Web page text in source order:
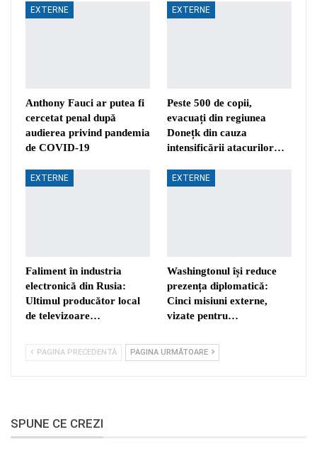
EXTERNE
Anthony Fauci ar putea fi
cercetat penal după
audierea privind pandemia
de COVID-19
EXTERNE
Peste 500 de copii,
evacuați din regiunea
Donețk din cauza
intensificării atacurilor…
EXTERNE
Faliment în industria
electronică din Rusia:
Ultimul producător local
de televizoare…
EXTERNE
Washingtonul își reduce
prezența diplomatică:
Cinci misiuni externe,
vizate pentru…
PAGINA PRECEDENTĂ PAGINA URMĂTOARE
SPUNE CE CREZI